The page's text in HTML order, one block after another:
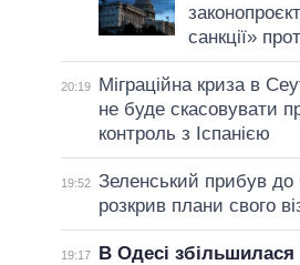
санкції»
20:19
Міграційна криза в
не буде скасовувати
контроль з Іспанією
19:52 Зеленський прибув до
розкрив плани свого
19:17
В Одесі збільшилася